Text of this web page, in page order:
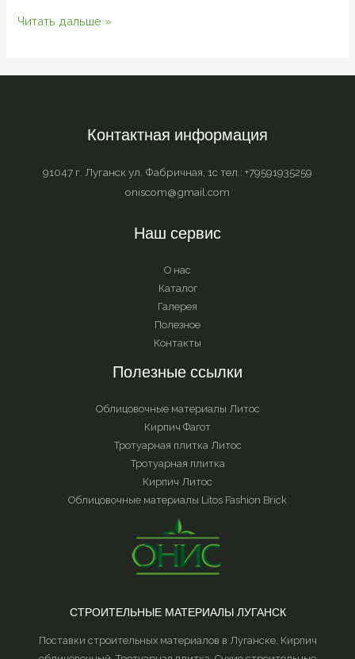
Читать дальше »
Контактная информация
91047 г. Луганск ул. Фабричная, 1с тел.: +79591935259
oniscom@gmail.com
Наш сервис
О нас
Каталог
Галерея
Полезное
Контакты
Полезные ссылки
Облицовочные материалы Литос
Кирпич Фагот
Тротуарная плитка Литос
Тротуарная плитка
Кирпич Литос
Облицовочные материалы Litos Fashion Brick
СТРОИТЕЛЬНЫЕ МАТЕРИАЛЫ ЛУГАНСК
Поставки строительных материалов в Луганске. Кирпич